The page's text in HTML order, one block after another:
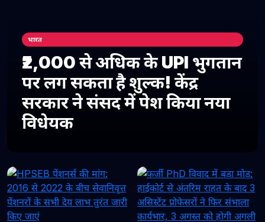
भारत
₹2,000 से अधिक के UPI भुगतान
पर लग सकता है शुल्क! केंद्र
सरकार ने संसद में पेश किया नया
विधेयक